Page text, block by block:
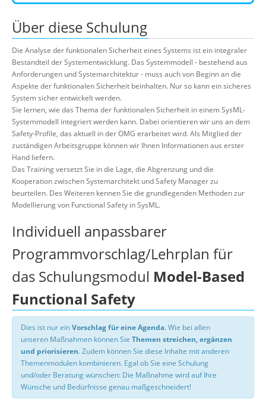
Über diese Schulung
Die Analyse der funktionalen Sicherheit eines Systems ist ein integraler
Bestandteil der Systementwicklung. Das Systemmodell - bestehend aus
Anforderungen und Systemarchitektur - muss auch von Beginn an die
Aspekte der funktionalen Sicherheit beinhalten. Nur so kann ein sicheres
System sicher entwickelt werden.
Sie lernen, wie das Thema der funktionalen Sicherheit in einem SysML-
Systemmodell integriert werden kann. Dabei orientieren wir uns an dem
Safety-Profile, das aktuell in der OMG erarbeitet wird. Als Mitglied der
zuständigen Arbeitsgruppe können wir Ihnen Informationen aus erster
Hand liefern.
Das Training versetzt Sie in die Lage, die Abgrenzung und die
Kooperation zwischen Systemarchitekt und Safety Manager zu
beurteilen. Des Weiteren kennen Sie die grundlegenden Methoden zur
Modellierung von Functional Safety in SysML.
Individuell anpassbarer
Programmvorschlag/Lehrplan für
das Schulungsmodul Model-Based
Functional Safety
Dies ist nur einVorschlag für eine Agenda. Wie bei allen
unseren Maßnahmen können Sie Themen streichen, ergänzen
und priorisieren. Zudem können Sie diese Inhalte mit anderen
Themenmodulen kombinieren. Egal ob Sie eine Schulung
und/oder Beratung wünschen: Die Maßnahme wird auf Ihre
Wünsche und Bedürfnisse genau maßgeschneidert!